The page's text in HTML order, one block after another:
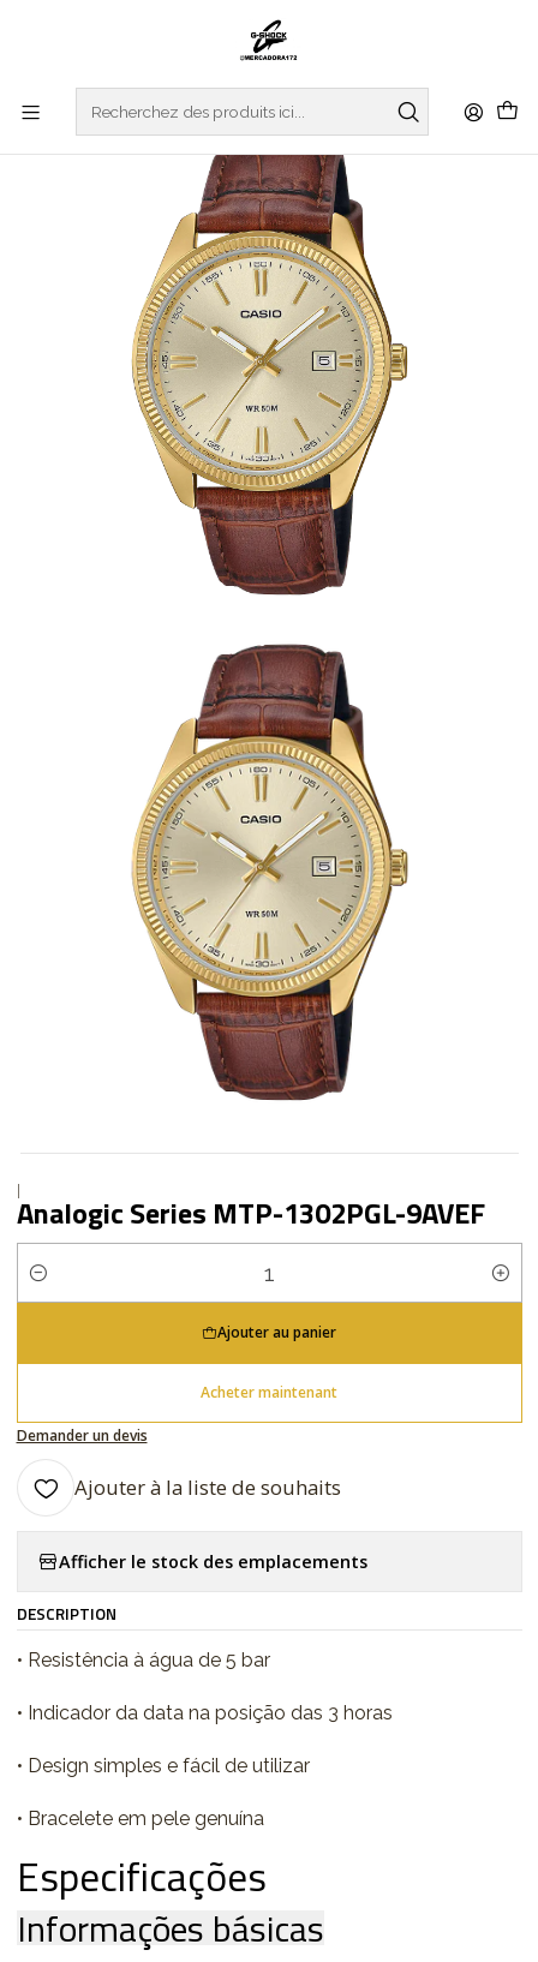
CASIO COLLECTION
Analogic Series MTP-1302PGL-9AVEF
|
Analogic Series MTP-1302PGL-9AVEF
Quantité
Ajouter au panier
Acheter maintenant
Demander un devis
Ajouter à la liste de souhaits
Afficher le stock des emplacements
DESCRIPTION
• Resistência à água de 5 bar
• Indicador da data na posição das 3 horas
• Design simples e fácil de utilizar
• Bracelete em pele genuína
Especificações
Informações básicas